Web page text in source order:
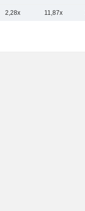
2,28x 11,87x